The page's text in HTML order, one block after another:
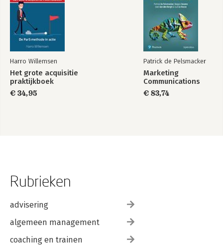
Harro Willemsen
Het grote acquisitie
praktijkboek
€ 34,95
Patrick de Pelsmacker
Marketing
Communications
€ 83,74
Rubrieken
advisering
algemeen management
coaching en trainen